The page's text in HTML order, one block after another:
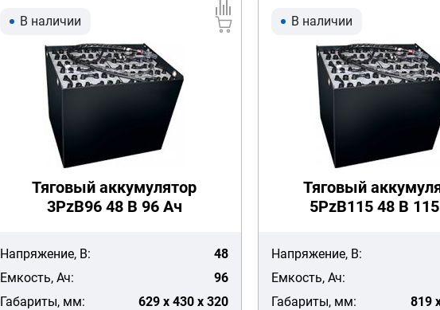
В наличии
Тяговый аккумулятор
3PzB96 48 В 96 Ач
Напряжение, В:
48
Емкость, Ач:
96
Габариты, мм:
629 x 430 x 320
В наличии
Тяговый
5PzB115 48 В
Напряжение, В:
Емкость, Ач:
Габариты, мм:
819